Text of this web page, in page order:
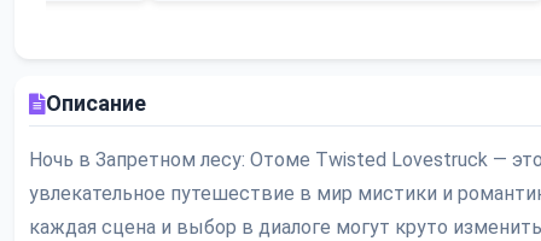
Описание
Ночь в Запретном лесу: Отоме Twisted Lovestruck —
увлекательное путешествие в мир мистики и
каждая сцена и выбор в диалоге могут круто